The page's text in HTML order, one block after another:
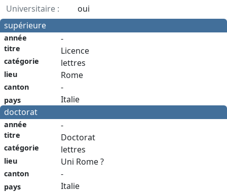
Universitaire :
oui
supérieure
année
titre
catégorie
lieu
canton
pays
-
Licence
lettres
Rome
-
Italie
doctorat
année
titre
catégorie
lieu
canton
pays
-
Doctorat
lettres
Uni Rome ?
-
Italie